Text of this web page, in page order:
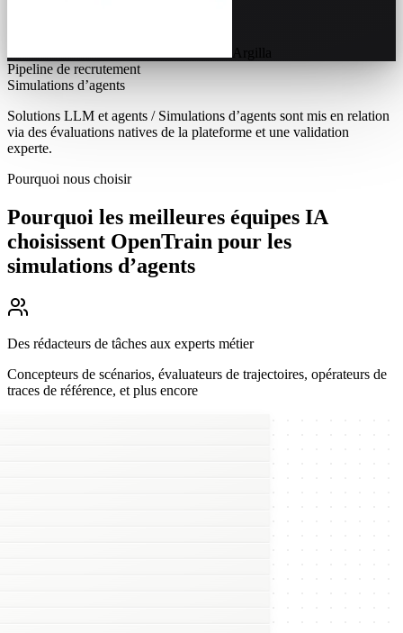
Argilla
Pipeline de recrutement
Simulations d’agents
Solutions LLM et agents / Simulations d’agents sont mis en relation
via des évaluations natives de la plateforme et une validation
experte.
Pourquoi nous choisir
Pourquoi les meilleures équipes IA
choisissent OpenTrain pour les
simulations d’agents
Des rédacteurs de tâches aux experts métier
Concepteurs de scénarios, évaluateurs de trajectoires, opérateurs de
traces de référence, et plus encore